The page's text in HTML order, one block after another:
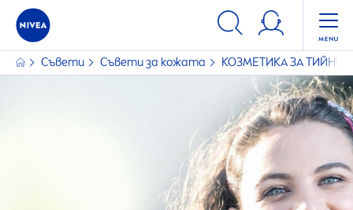
Съвети Съвети за кожата КОЗМЕТИКА ЗА